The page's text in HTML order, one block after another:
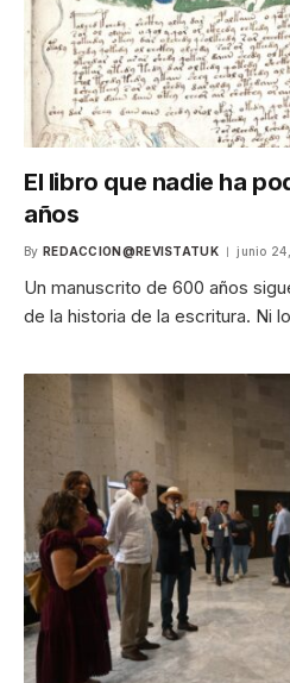
El libro que nadie ha
años
By REDACCION@REVISTATUK junio
Un manuscrito de 600 años
de la historia de la escritura. Ni